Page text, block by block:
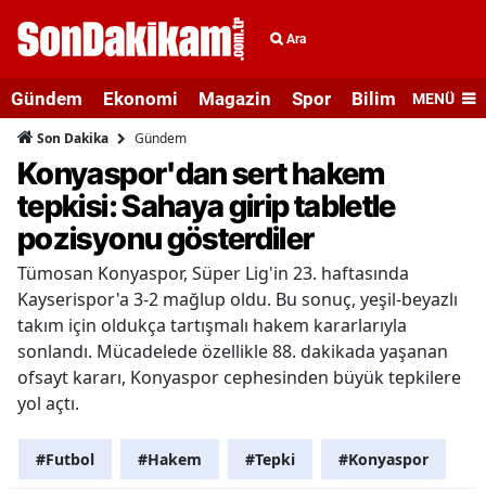
Ara
Gündem Ekonomi Magazin Spor Bilim veMENÜ
Son Dakika Gündem
Konyaspor'dan sert hakem
tepkisi: Sahaya girip tabletle
pozisyonu gösterdiler
Tümosan Konyaspor, Süper Lig'in 23. haftasında
Kayserispor'a 3-2 mağlup oldu. Bu sonuç, yeşil-beyazlı
takım için oldukça tartışmalı hakem kararlarıyla
sonlandı. Mücadelede özellikle 88. dakikada yaşanan
ofsayt kararı, Konyaspor cephesinden büyük tepkilere
yol açtı.
#Futbol #Hakem #Tepki #Konyaspor